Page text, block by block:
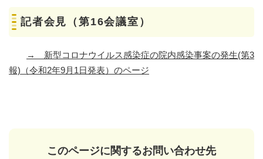
記者会見（第16会議室）
→ 新型コロナウイルス感染症の院内感染事案の発生(第3
報)（令和2年9月1日発表）のページ
このページに関するお問い合わせ先